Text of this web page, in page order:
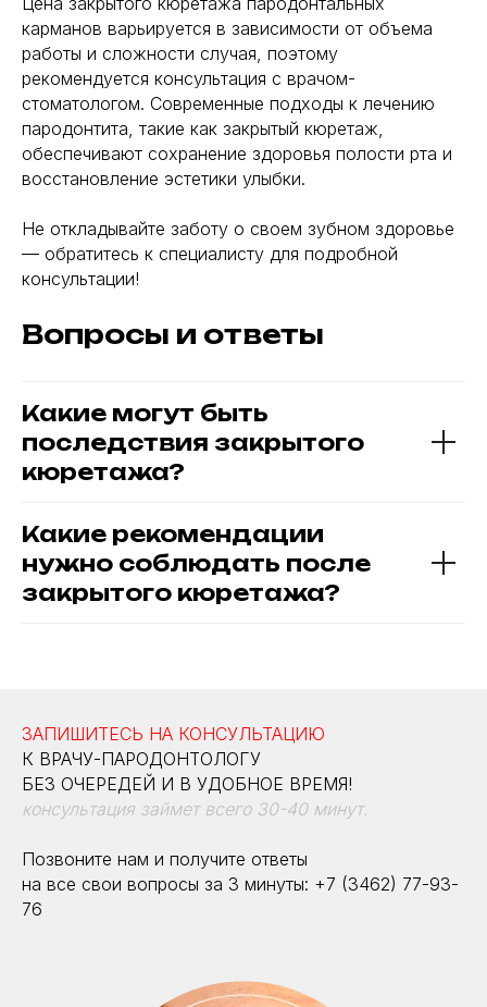
карманов варьируется в зависимости от объема
работы и сложности случая, поэтому
рекомендуется консультация с врачом-
стоматологом. Современные подходы к лечению
пародонтита, такие как закрытый кюретаж,
обеспечивают сохранение здоровья полости рта и
восстановление эстетики улыбки.
Не откладывайте заботу о своем зубном здоровье
— обратитесь к специалисту для подробной
консультации!
Вопросы и ответы
Какие могут быть
последствия закрытого
кюретажа?
Какие рекомендации
нужно соблюдать после
закрытого кюретажа?
ЗАПИШИТЕСЬ НА КОНСУЛЬТАЦИЮ
К ВРАЧУ-ПАРОДОНТОЛОГУ
БЕЗ ОЧЕРЕДЕЙ И В УДОБНОЕ ВРЕМЯ!
консультация займет всего 30-40 минут.
Позвоните нам и получите ответы
на все свои вопросы за 3 минуты: +7 (3462) 77-93-
76